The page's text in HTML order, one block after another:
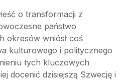
o transformacji z
państwo
okresów wniósł coś
kulturowego i politycznego
tych kluczowych
docenić dzisiejszą Szwecję i